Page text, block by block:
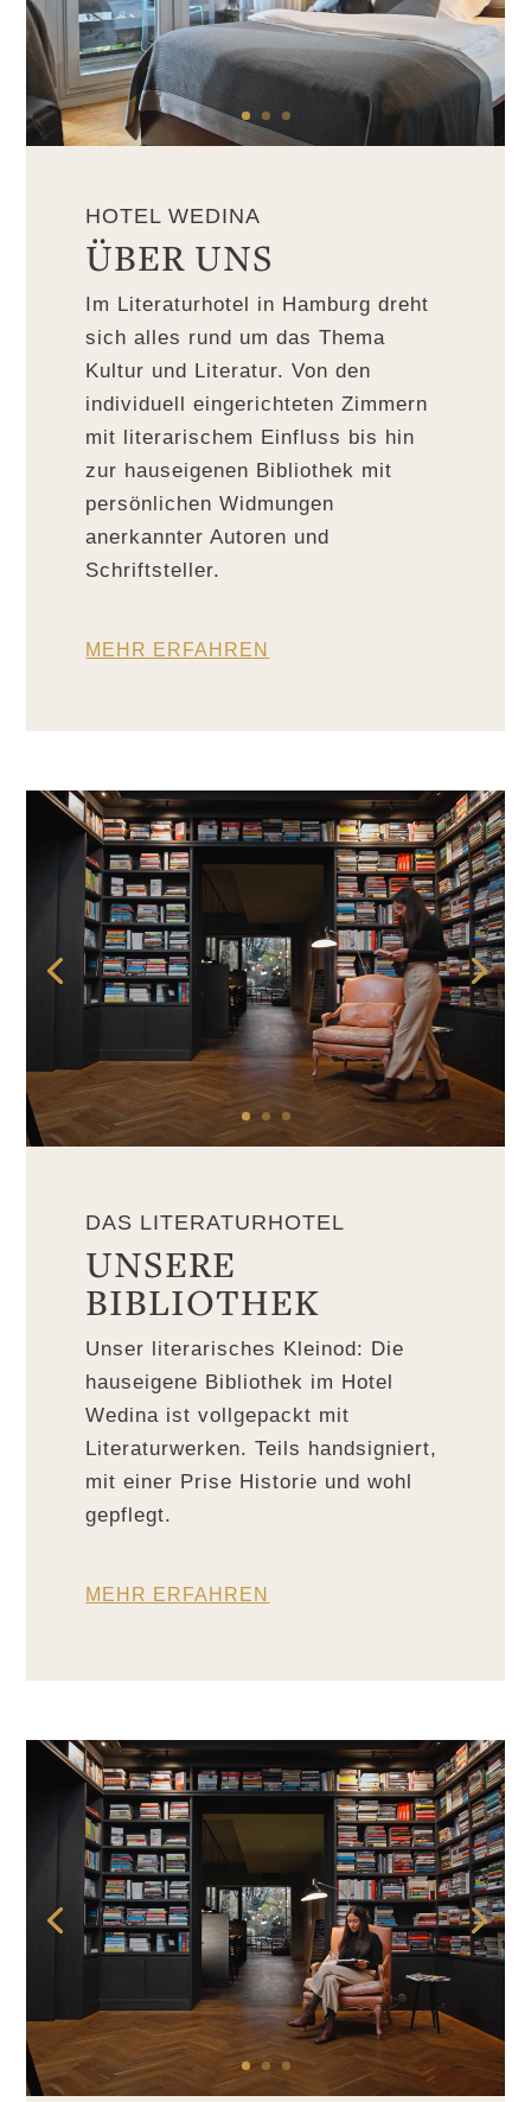
HOTEL WEDINA
ÜBER UNS
Im Literaturhotel in Hamburg dreht
sich alles rund um das Thema
Kultur und Literatur. Von den
individuell eingerichteten Zimmern
mit literarischem Einfluss bis hin
zur hauseigenen Bibliothek mit
persönlichen Widmungen
anerkannter Autoren und
Schriftsteller.
MEHR ERFAHREN
Player
DAS LITERATURHOTEL
UNSERE
BIBLIOTHEK
Unser literarisches Kleinod: Die
hauseigene Bibliothek im Hotel
Wedina ist vollgepackt mit
Literaturwerken. Teils handsigniert,
mit einer Prise Historie und wohl
gepflegt.
MEHR ERFAHREN
Player